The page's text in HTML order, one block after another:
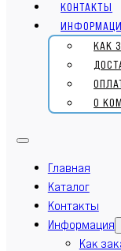
КОНТАКТЫ
КАК
О
Главная
Каталог
Контакты
Информация
Как